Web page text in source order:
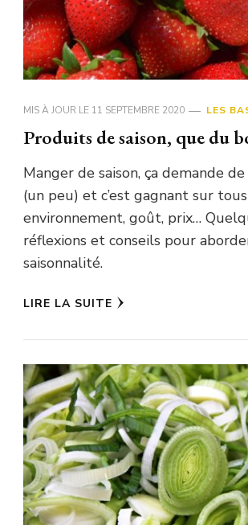
MIS À JOUR LE 11 SEPTEMBRE 2020 LES
Produits de saison, que du
Manger de saison, ça demande de
(un peu) et c’est gagnant sur
environnement, goût, prix…
réflexions et conseils pour
saisonnalité.
LIRE LA SUITE